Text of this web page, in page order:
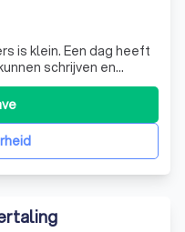
is klein. Een dag heeft
schrijven en